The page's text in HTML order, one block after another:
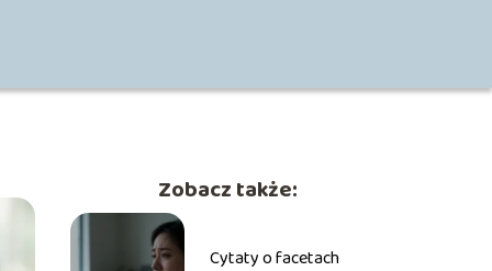
Zobacz także:
Cytaty o facetach